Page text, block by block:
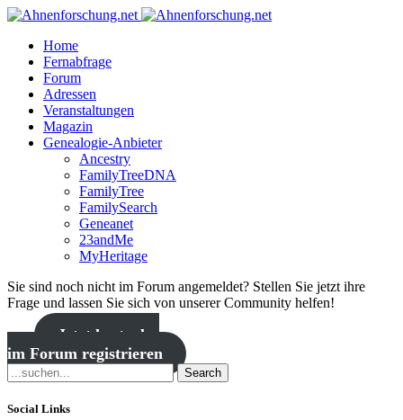
Home
Fernabfrage
Forum
Adressen
Veranstaltungen
Magazin
Genealogie-Anbieter
Ancestry
FamilyTreeDNA
FamilyTree
FamilySearch
Geneanet
23andMe
MyHeritage
Sie sind noch nicht im Forum angemeldet? Stellen Sie jetzt ihre
Frage und lassen Sie sich von unserer Community helfen!
Jetzt kostenlos
im Forum registrieren
Search
Social Links